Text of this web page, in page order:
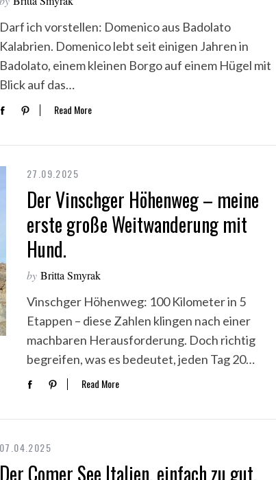
Darf ich vorstellen: Domenico aus Badolato
Kalabrien. Domenico lebt seit einigen Jahren in
Badolato, einem kleinen Borgo auf einem Hügel mit
Blick auf das…
Read More
27.09.2025
Der Vinschger Höhenweg – meine
erste große Weitwanderung mit
Hund.
by Britta Smyrak
Vinschger Höhenweg: 100 Kilometer in 5
Etappen – diese Zahlen klingen nach einer
machbaren Herausforderung. Doch richtig
begreifen, was es bedeutet, jeden Tag 20…
Read More
07.04.2025
Der Comer See Italien, einfach zu gut.